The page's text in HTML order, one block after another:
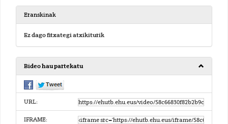
Eranskinak
Ez dago fitxategi atxikiturik
Bideo hau partekatu
URL:
IFRAME: